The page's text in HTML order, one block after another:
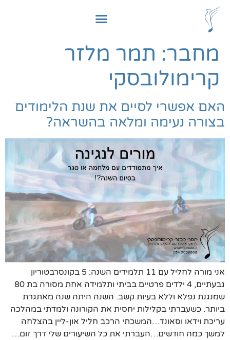
לתוכן
מחבר: תמר מלזר
קרימולובסקי
האם אפשרי לסיים את שנת הלימודים
בצורה נעימה ומלאה בהשראה?
אני מורה לחליל עם 11 תלמידים השנה: 5 בקונסרבטוריון
גבעתיים, 4 ילדים פרטיים בביתי ותלמידה אחת מסורה בת 80
שמנגנת נפלא וללא בעיות קשב. השנה היתה שנה מאתגרת
ביותר. כשעברתי בקלילות יחסית את הקורונה ולמדתי במהלכה
עריכת וידאו וסאונד…המשכתי הרכב חליל און-ליין בהצלחה
למשך כמה חודשים…העברתי את כל השיעורים שלי דרך זום…